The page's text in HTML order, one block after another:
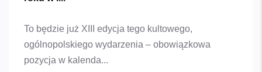
To będzie już XIII edycja tego kultowego,
ogólnopolskiego wydarzenia – obowiązkowa
pozycja w kalenda...